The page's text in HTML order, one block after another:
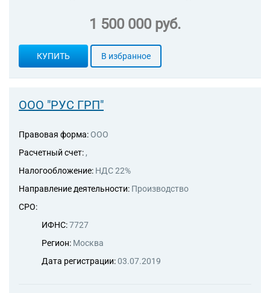
музыкальными
46.62.1 Торговля оптовая
1 500 000 руб.
КУПИТЬ В избранное
ООО "РУС ГРП"
Правовая форма: ООО
Расчетный счет: ,
Налогообложение: НДС 22%
Направление деятельности: Производство
СРО:
ИФНС:7727
Регион: Москва
Дата регистрации:03.07.2019